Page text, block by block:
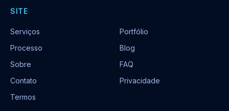
SITE
Serviços
Portfólio
Processo
Blog
Sobre
FAQ
Contato
Privacidade
Termos